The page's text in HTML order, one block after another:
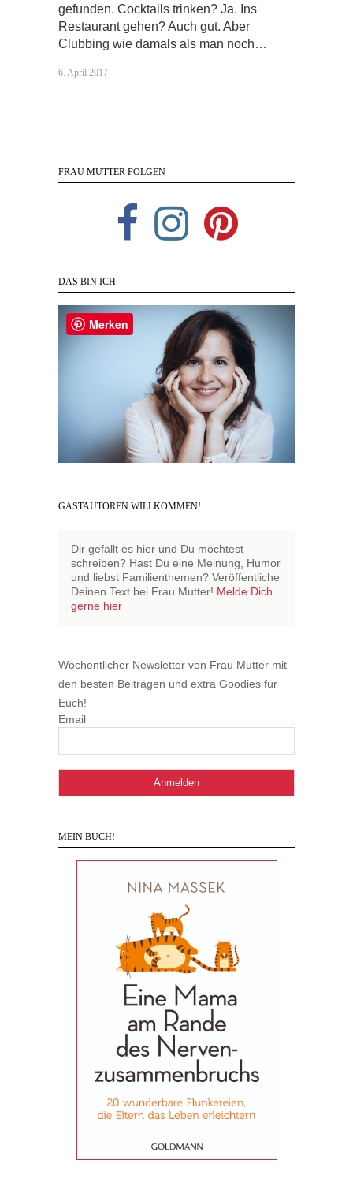
gefunden. Cocktails trinken? Ja. Ins
Restaurant gehen? Auch gut. Aber
Clubbing wie damals als man noch…
6. April 2017
FRAU MUTTER FOLGEN
DAS BIN ICH
GASTAUTOREN WILLKOMMEN!
Dir gefällt es hier und Du möchtest
schreiben? Hast Du eine Meinung, Humor
und liebst Familienthemen? Veröffentliche
Deinen Text bei Frau Mutter! Melde Dich
gerne hier
Wöchentlicher Newsletter von Frau Mutter mit
den besten Beiträgen und extra Goodies für
Euch!
Email
MEIN BUCH!
Merken